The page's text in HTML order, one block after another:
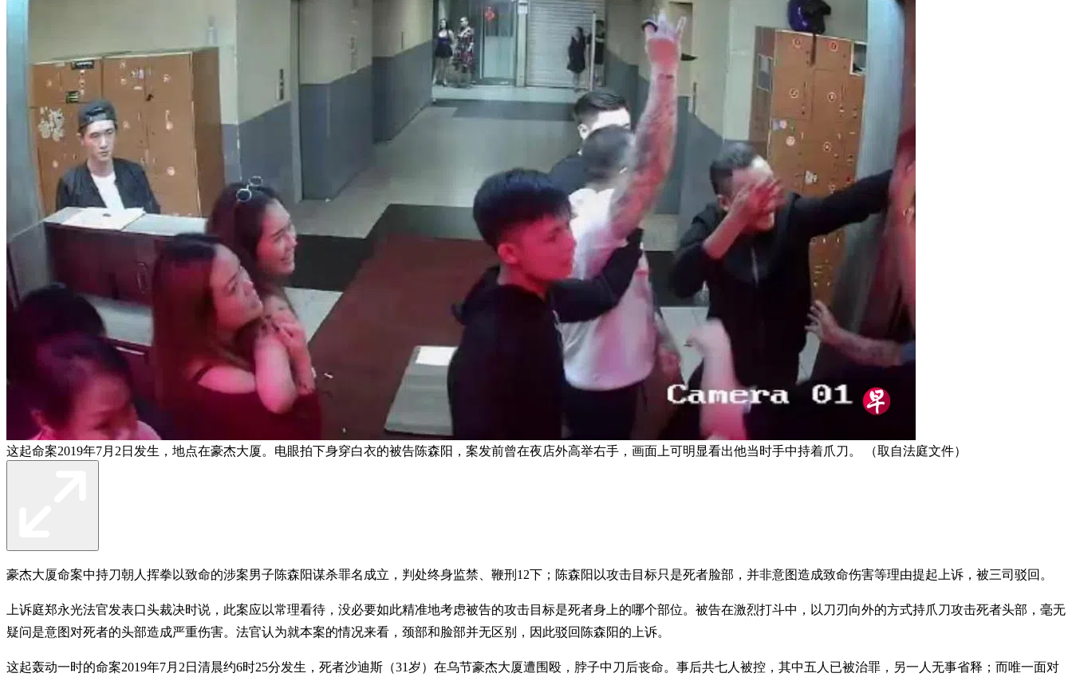
这起命案2019年7月2日发生，地点在豪杰大厦。电眼拍下身穿白衣的被告陈森阳，案发前曾在夜店外高举右手，画面上可明显看出他当时手中持着爪刀。 （取自法庭文件）
豪杰大厦命案中持刀朝人挥拳以致命的涉案男子陈森阳谋杀罪名成立，判处终身监禁、鞭刑12下；陈森阳以攻击目标只是死者脸部，并非意图造成致命伤害等理由提起上诉，被三司驳回。
上诉庭郑永光法官发表口头裁决时说，此案应以常理看待，没必要如此精准地考虑被告的攻击目标是死者身上的哪个部位。被告在激烈打斗中，以刀刃向外的方式持爪刀攻击死者头部，毫无
疑问是意图对死者的头部造成严重伤害。法官认为就本案的情况来看，颈部和脸部并无区别，因此驳回陈森阳的上诉。
这起轰动一时的命案2019年7月2日清晨约6时25分发生，死者沙迪斯（31岁）在乌节豪杰大厦遭围殴，脖子中刀后丧命。事后共七人被控，其中五人已被治罪，另一人无事省释；而唯一面对